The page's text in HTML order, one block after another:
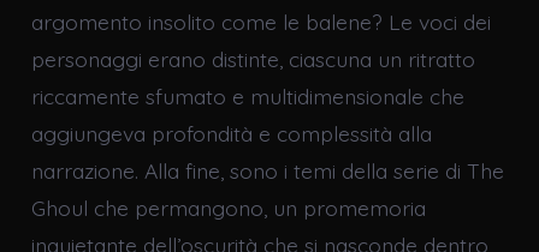
argomento insolito come le balene? Le voci dei
personaggi erano distinte, ciascuna un ritratto
riccamente sfumato e multidimensionale che
aggiungeva profondità e complessità alla
narrazione. Alla fine, sono i temi della serie di The
Ghoul che permangono, un promemoria
inquietante dell’oscurità che si nasconde dentro